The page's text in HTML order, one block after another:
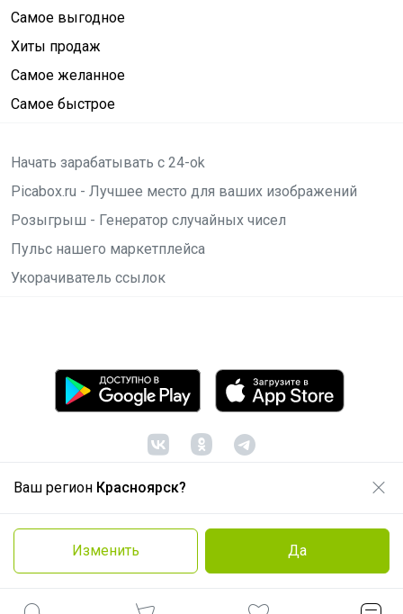
Ваш регион Красноярск?
Изменить Да
Самое выгодное
Хиты продаж
Самое желанное
Самое быстрое
Начать зарабатывать с 24-ok
Picabox.ru - Лучшее место для ваших изображений
Розыгрыш - Генератор случайных чисел
Пульс нашего маркетплейса
Укорачиватель ссылок
© ООО "Лявита", ОГРН 1122468054070, 2012 -2026
Политика конфиденциальности
Cоглашение пользователя